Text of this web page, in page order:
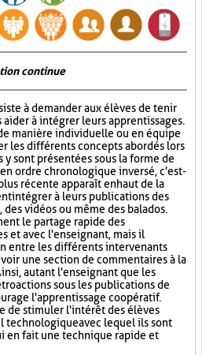
continue
à demander aux élèves de tenir
à intégrer leurs apprentissages.
manière individuelle ou en équipe
les différents concepts abordés lors
sont présentées sous la forme de
ordre chronologique inversé, c'est-
récente apparaît en haut de la
intégrer à leurs publications des
vidéos ou même des balados.
le partage rapide des
et avec l'enseignant, mais il
entre les différents intervenants
une section de commentaires à la
autant l'enseignant que les
sous les publications de
l'apprentissage coopératif.
de stimuler l'intérêt des élèves
technologique avec lequel ils sont
en fait une technique rapide et